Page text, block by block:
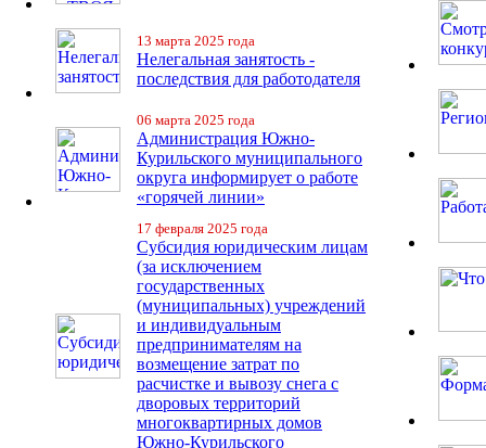
13 марта 2025 года
Нелегальная занятость -
последствия для работодателя
06 марта 2025 года
Администрация Южно-
Курильского муниципального
округа информирует о работе
«горячей линии»
17 февраля 2025 года
Субсидия юридическим лицам
(за исключением
государственных
(муниципальных) учреждений
и индивидуальным
предпринимателям на
возмещение затрат по
расчистке и вывозу снега с
дворовых территорий
многоквартирных домов
Южно-Курильского